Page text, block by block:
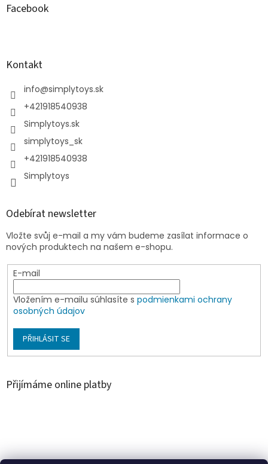
Facebook
Kontakt
info@simplytoys.sk
+421918540938
Simplytoys.sk
simplytoys_sk
+421918540938
Simplytoys
Odebírat newsletter
Vložte svůj e-mail a my vám budeme zasílat informace o
nových produktech na našem e-shopu.
E-mail
Vložením e-mailu súhlasíte s podmienkami ochrany
osobných údajov
PŘIHLÁSIT SE
Přijímáme online platby
Á